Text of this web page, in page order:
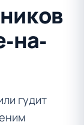
на-
гудит